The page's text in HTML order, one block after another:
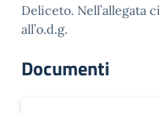
Deliceto. Nell’allegata
all’o.d.g.
Documenti